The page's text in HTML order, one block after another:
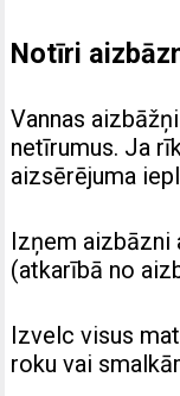
Notīri
Vannas
netīrumus. Ja
aizsērējuma
Izņem aizbāzni
(atkarībā no
Izvelc visus
roku vai